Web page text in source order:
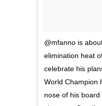
@mfanno is
elimination heat
celebrate his
World Champion
nose of his